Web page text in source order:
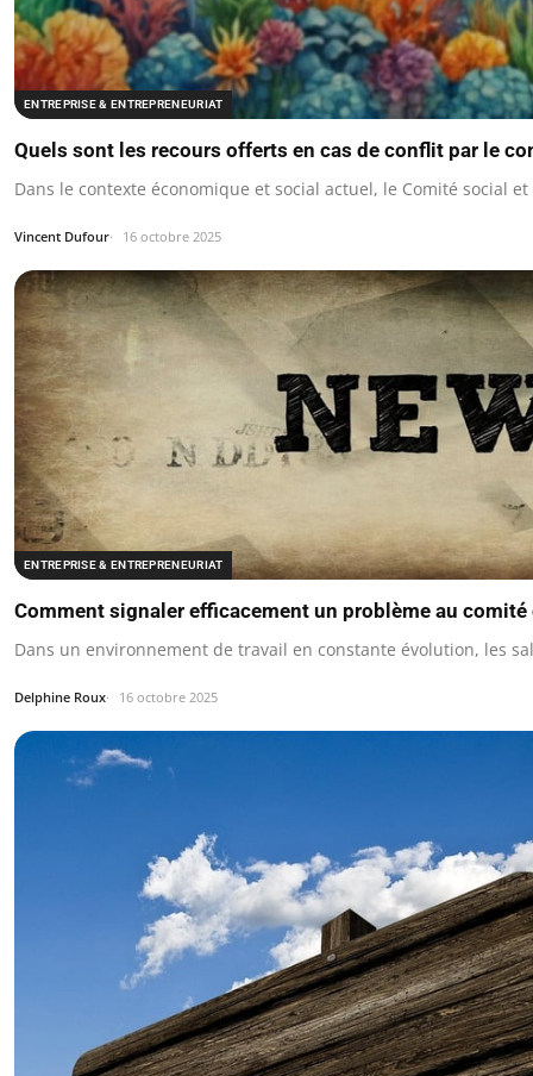
ENTREPRISE & ENTREPRENEURIAT
Quels sont les recours offerts en cas de conflit par le
Dans le contexte économique et social actuel, le Comité social
Vincent Dufour 16 octobre 2025
ENTREPRISE & ENTREPRENEURIAT
Comment signaler efficacement un problème au comité
Dans un environnement de travail en constante évolution, les
Delphine Roux 16 octobre 2025